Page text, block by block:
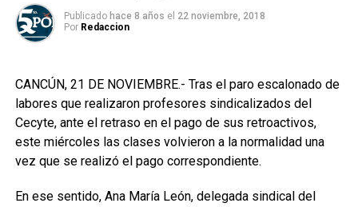
Publicado hace 8 años el 22 noviembre, 2018
Por Redaccion
CANCÚN, 21 DE NOVIEMBRE.- Tras el paro escalonado de
labores que realizaron profesores sindicalizados del
Cecyte, ante el retraso en el pago de sus retroactivos,
este miércoles las clases volvieron a la normalidad una
vez que se realizó el pago correspondiente.
En ese sentido, Ana María León, delegada sindical del